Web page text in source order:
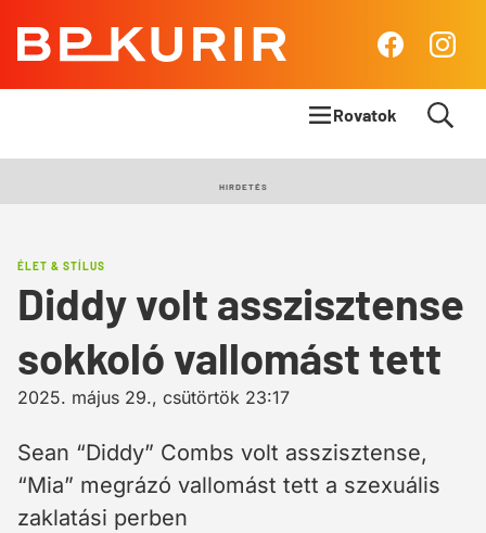
Body & Mind
Queens Blog
Rovatok
HIRDETÉS
ÉLET & STÍLUS
Diddy volt asszisztense
sokkoló vallomást tett
2025. május 29., csütörtök 23:17
Sean “Diddy” Combs volt asszisztense,
“Mia” megrázó vallomást tett a szexuális
zaklatási perben